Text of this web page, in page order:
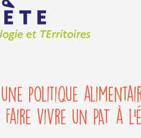
politique
Faire vivre un PAT à